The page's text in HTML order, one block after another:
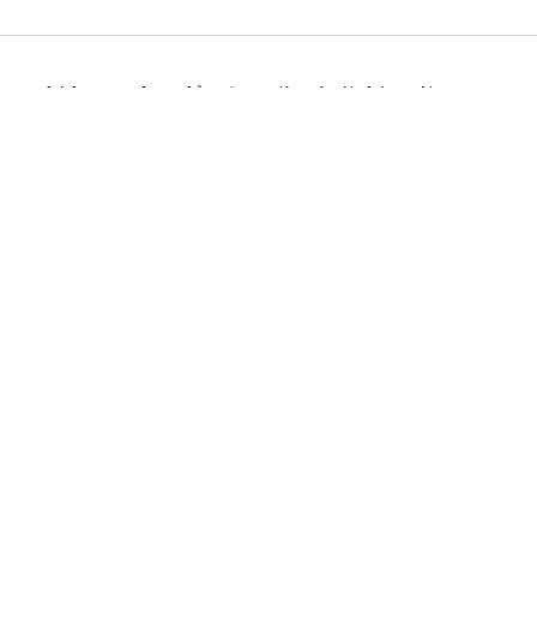
Khách Sạn & Khu Nghỉ Dưỡng
Liên Hệ với Chúng Tôi